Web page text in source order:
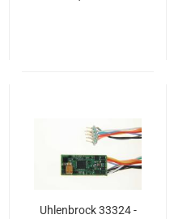
Uhlenbrock 33324 -